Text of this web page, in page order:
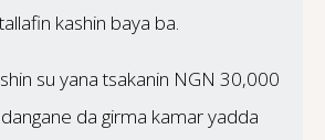
kashin baya ba.
su yana tsakanin NGN 30,000
da girma kamar yadda